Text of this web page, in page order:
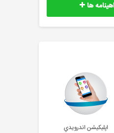
ها
اپليکيشن اندرويدي